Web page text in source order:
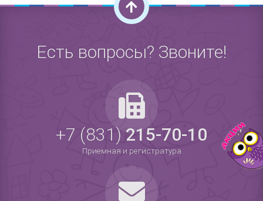
Есть вопросы? Звоните!
+7 (831)215-70-10
Приемная и регистратура